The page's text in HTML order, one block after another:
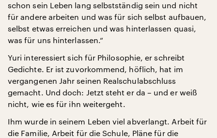
schon sein Leben lang selbstständig sein und nicht
für andere arbeiten und was für sich selbst aufbauen,
selbst etwas erreichen und was hinterlassen quasi,
was für uns hinterlassen.“
Yuri interessiert sich für Philosophie, er schreibt
Gedichte. Er ist zuvorkommend, höflich, hat im
vergangenen Jahr seinen Realschulabschluss
gemacht. Und doch: Jetzt steht er da – und er weiß
nicht, wie es für ihn weitergeht.
Ihm wurde in seinem Leben viel abverlangt. Arbeit für
die Familie, Arbeit für die Schule, Pläne für die